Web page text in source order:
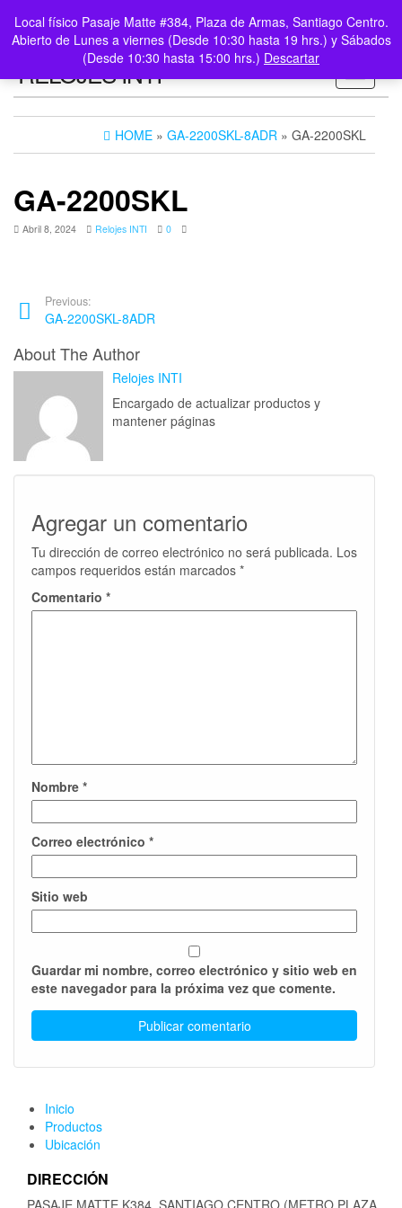
Local físico Pasaje Matte #384, Plaza de Armas, Santiago Centro.
Abierto de Lunes a viernes (Desde 10:30 hasta 19 hrs.) y Sábados
(Desde 10:30 hasta 15:00 hrs.) Descartar
LOGIN /
REGISTER
0
$0
Toggle
RELOJES INTI
HOME » GA-2200SKL-8ADR » GA-2200SKL
GA-2200SKL
Abril 8, 2024 Relojes INTI 0
Previous:
GA-2200SKL-8ADR
About The Author
Relojes INTI
Encargado de actualizar productos y
mantener páginas
Agregar un comentario
Tu dirección de correo electrónico no será publicada. Los
campos requeridos están marcados *
Comentario *
Nombre *
Correo electrónico *
Sitio web
Guardar mi nombre, correo electrónico y sitio web en
este navegador para la próxima vez que comente.
Inicio
Productos
Ubicación
DIRECCIÓN
PASAJE MATTE K384, SANTIAGO CENTRO (METRO PLAZA